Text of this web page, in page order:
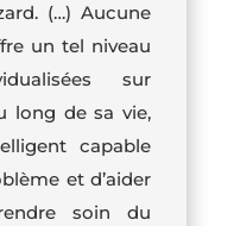
(…) Aucune
un tel niveau
sur
long de sa vie,
capable
et d’aider
soin du